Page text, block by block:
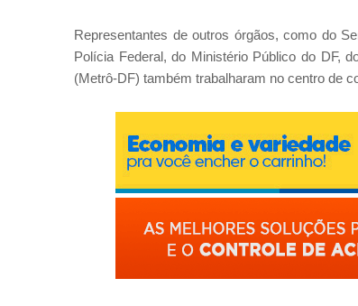
Representantes de outros órgãos, como do
Polícia Federal, do Ministério Público do DF,
(Metrô-DF) também trabalharam no centro de